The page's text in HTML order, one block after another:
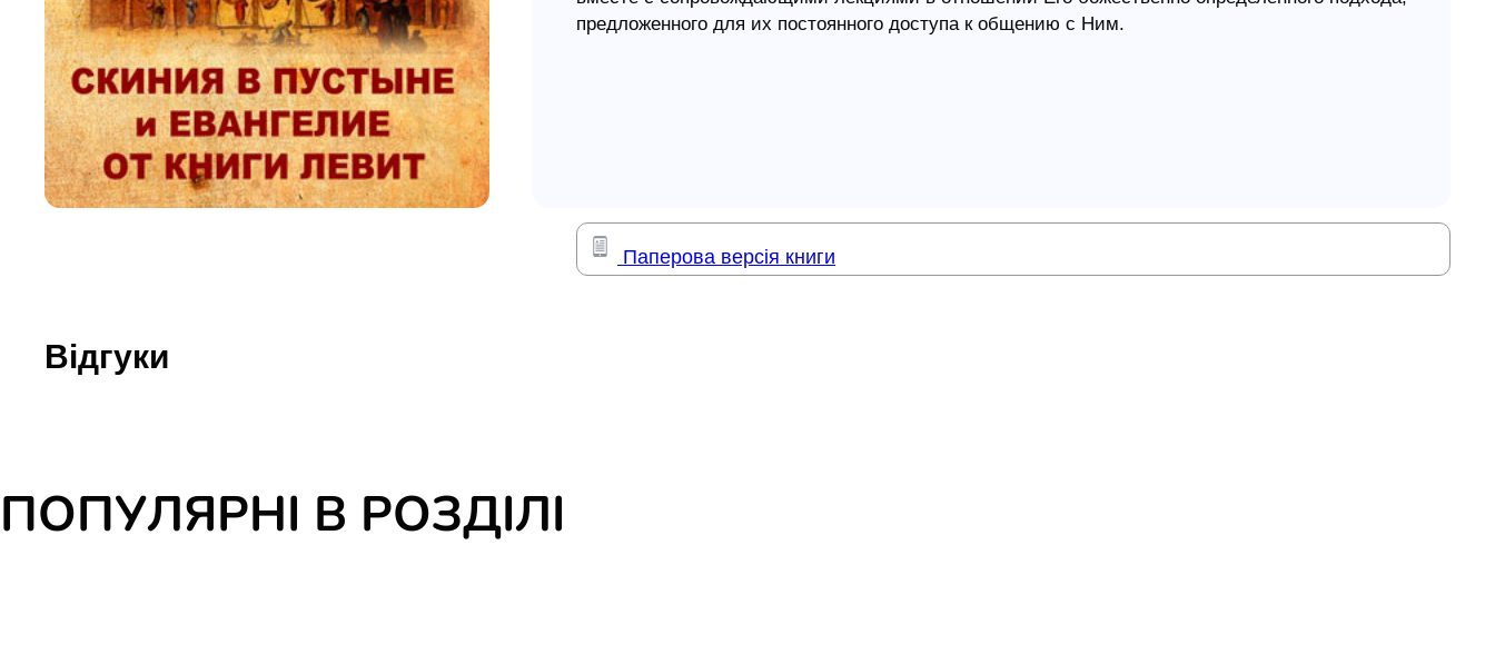
Юдаїзм
Огляд релігій
Художня література
Паперова версія книги
предложенного для их постоянного доступа к общению с Ним.
Відгуки
ПОПУЛЯРНІ В РОЗДІЛІ